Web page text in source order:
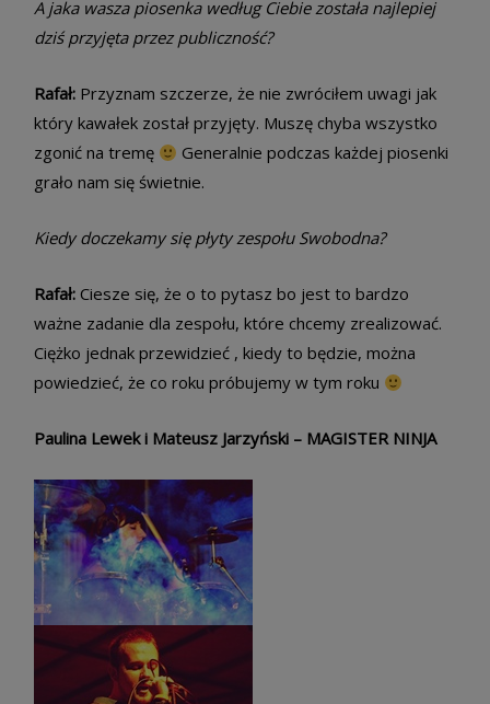
A jaka wasza piosenka według Ciebie została najlepiej
dziś przyjęta przez publiczność?
Rafał: Przyznam szczerze, że nie zwróciłem uwagi jak
który kawałek został przyjęty. Muszę chyba wszystko
zgonić na tremę
Generalnie podczas każdej piosenki
grało nam się świetnie.
Kiedy doczekamy się płyty zespołu Swobodna?
Rafał: Ciesze się, że o to pytasz bo jest to bardzo
ważne zadanie dla zespołu, które chcemy zrealizować.
Ciężko jednak przewidzieć , kiedy to będzie, można
powiedzieć, że co roku próbujemy w tym roku
Paulina Lewek i Mateusz Jarzyński – MAGISTER NINJA